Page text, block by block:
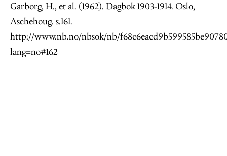
Garborg, H., et al. (1962). Dagbok 1903-1914. Oslo,
Aschehoug. s.161.
http://www.nb.no/nbsok/nb/
lang=no#162